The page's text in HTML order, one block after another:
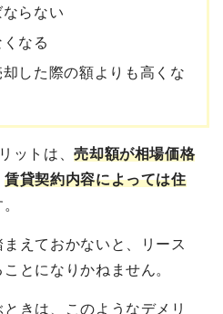
らない
なる
した際の額よりも高くな
ットは、売却額が相場価格
賃貸契約内容によっては住
えておかないと、リース
とになりかねません。
きは、このようなデメリ